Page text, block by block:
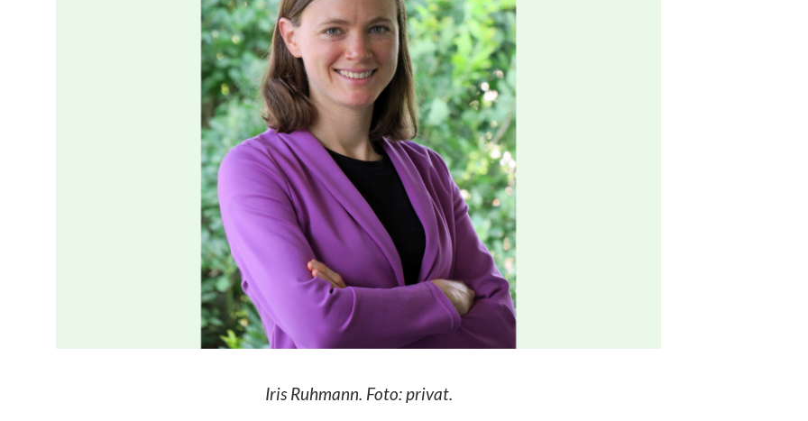
Iris Ruhmann. Foto: privat.